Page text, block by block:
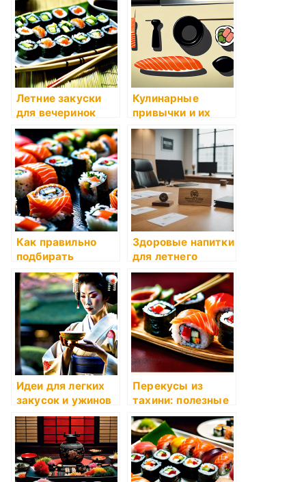
Летние закуски
для вечеринок
Кулинарные
привычки и их
важность
Как правильно
подбирать
закуски к
алкоголю
Здоровые напитки
для летнего
освежения
Идеи для легких
закусок и ужинов
Перекусы из
тахини: полезные
рецепты